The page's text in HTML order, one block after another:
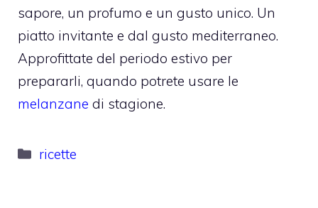
sapore, un profumo e un gusto unico. Un
piatto invitante e dal gusto mediterraneo.
Approfittate del periodo estivo per
prepararli, quando potrete usare le
melanzane di stagione.
Categorie
ricette